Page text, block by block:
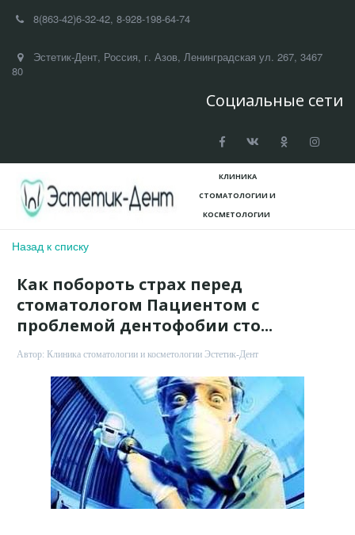
8(863-42)6-32-42, 8-928-198-64-74
Эстетик-Дент, Россия, г. Азов, Ленинградская ул. 267, 3467
80
Социальные сети
КЛИНИКА
СТОМАТОЛОГИИ И
КОСМЕТ­­ОЛОГИИ
Назад к списку
Как побороть страх перед
стоматологом Пациентом с
проблемой дентофобии сто...
Автор: Клиника стоматологии и косметологии Эстетик-Дент